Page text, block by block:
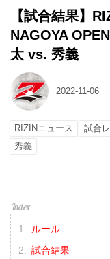
【試合結果】
NAGOYA
太 vs. 秀義
2022-11-06
RIZINニュース 試合
秀義
ルール
試合結果